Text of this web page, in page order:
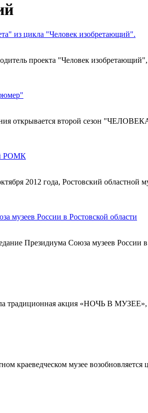
из цикла "Человек изобретающий".
проекта "Человек
открывается второй сезон
РОМК
2012 года, Ростовский областной
музеев России в Ростовской области
Президиума Союза музеев
традиционная акция «НОЧЬ В
краеведческом музее